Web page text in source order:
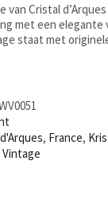
van Cristal
met een elegante
staat met
, France,
Vintage